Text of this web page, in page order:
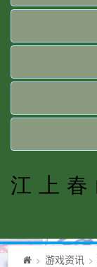
> 游戏资讯 >